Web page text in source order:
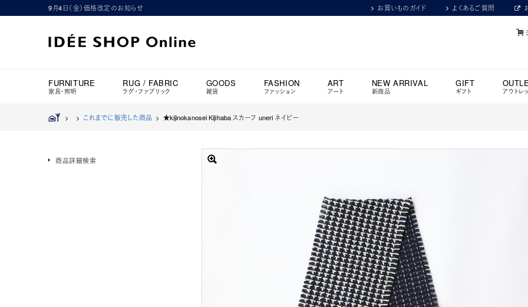
9月4日（金）価格改定のお知らせ お買いものガイド よくあるご質問
FURNITURE
家具・照明
RUG / FABRIC
ラグ・ファブリック
GOODS
雑貨
FASHION
ファッション
ART
アート
NEW ARRIVAL
新商品
GIFT
ギフト アウトレ
> > これまでに販売した商品 > ★kijinokanosei Kijihaba スカーフ uneri ネイビー
商品詳細検索